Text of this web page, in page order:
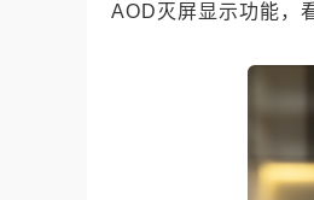
AOD灭屏显示功能，